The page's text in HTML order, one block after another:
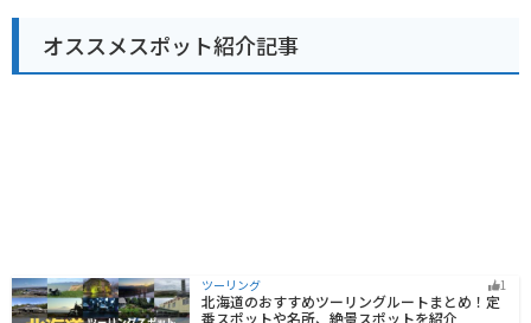
り、登山やハイキングを楽しむことができます。また、
秋の紅葉シーズンには、多くの観光客が訪れます。道の
駅 ひだ朝日村は、自然を満喫したい方におすすめのスポ
オススメスポット紹介記事
ツーリング 1
北海道のおすすめツーリングルートまとめ！定
番スポットや名所、絶景スポットを紹介